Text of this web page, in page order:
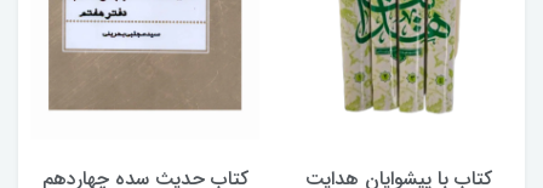
کتاب با پیشوایان هدایت
کتاب حدیث سده چهاردهم